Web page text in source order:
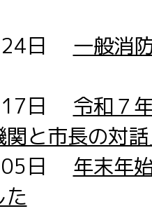
24日 一般消
17日 令和７
関と市長の対
05日 年末年
た